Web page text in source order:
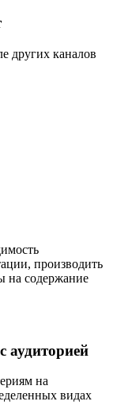
других каналов
производить
на содержание
аудиторией
на
видах